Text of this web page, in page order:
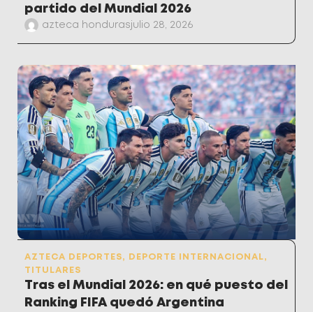
partido del Mundial 2026
azteca hondurasjulio 28, 2026
AZTECA DEPORTES, DEPORTE INTERNACIONAL,
TITULARES
Tras el Mundial 2026: en qué puesto del
Ranking FIFA quedó Argentina